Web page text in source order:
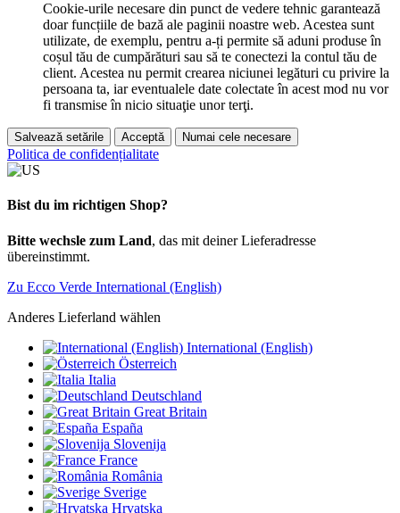
Cookie-urile necesare din punct de vedere tehnic garantează
doar funcțiile de bază ale paginii noastre web. Acestea sunt
utilizate, de exemplu, pentru a-ți permite să aduni produse în
coșul tău de cumpărături sau să te conectezi la contul tău de
client. Acestea nu permit crearea niciunei legături cu privire la
persoana ta, iar eventualele date colectate în acest mod nu vor
fi transmise în nicio situaţie unor terţi.
Salvează setările Acceptă Numai cele necesare
Politica de confidențialitate
Bist du im richtigen Shop?
Bitte wechsle zum Land, das mit deiner Lieferadresse
übereinstimmt.
Zu Ecco Verde International (English)
Anderes Lieferland wählen
International (English)
Österreich
Italia
Deutschland
Great Britain
España
Slovenija
France
România
Sverige
Hrvatska